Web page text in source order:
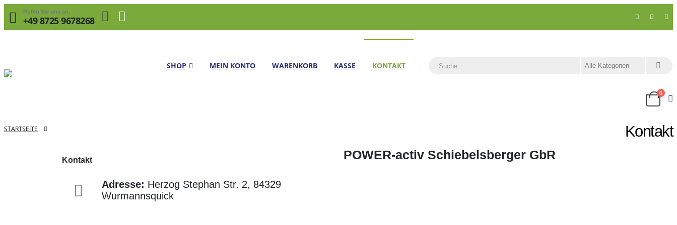
Rufen Sie uns an.
+49 8725 9678268
SHOP MEIN KONTO WARENKORB KASSE KONTAKT
0
Kontakt
STARTSEITE
Kontakt
Adresse: Herzog Stephan Str. 2, 84329
Wurmannsquick
POWER-activ Schiebelsberger GbR